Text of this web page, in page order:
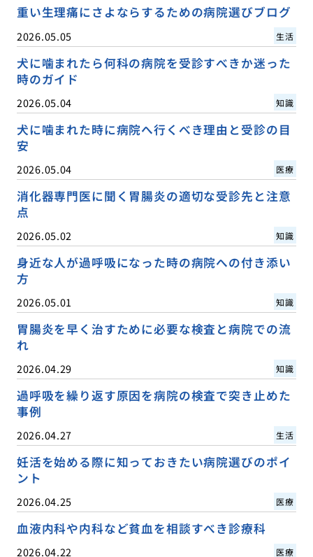
重い生理痛にさよならするための病院選びブログ
2026.05.05 生活
犬に噛まれたら何科の病院を受診すべきか迷った
時のガイド
2026.05.04 知識
犬に噛まれた時に病院へ行くべき理由と受診の目
安
2026.05.04 医療
消化器専門医に聞く胃腸炎の適切な受診先と注意
点
2026.05.02 知識
身近な人が過呼吸になった時の病院への付き添い
方
2026.05.01 知識
胃腸炎を早く治すために必要な検査と病院での流
れ
2026.04.29 知識
過呼吸を繰り返す原因を病院の検査で突き止めた
事例
2026.04.27 生活
妊活を始める際に知っておきたい病院選びのポイ
ント
2026.04.25 医療
血液内科や内科など貧血を相談すべき診療科
2026.04.22 医療